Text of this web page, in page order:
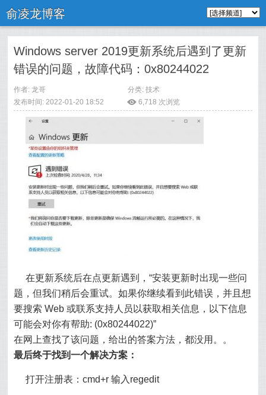
俞凌龙博客
Windows server 2019更新系统后遇到了更新
错误的问题，故障代码：0x80244022
作者: 龙哥 分类: 技术
发布时间: 2022-01-20 18:52
ė 6,718 次浏览
在更新系统后在点更新遇到，“安装更新时出现一些问
题，但我们稍后会重试。如果你继续看到此错误，并且想
要搜索 Web 或联系支持人员以获取相关信息，以下信息
可能会对你有帮助: (0x80244022)”
在网上查找了该问题，给出的答案方法，都没用。。
最后终于找到一个解决方案：
打开注册表：cmd+r 输入regedit